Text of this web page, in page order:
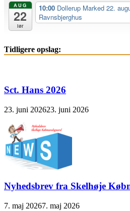
AUG
22
lør
10:00 Dollerup Marked 22.
Ravnsbjerghus
Tidligere opslag:
Sct. Hans 2026
23. juni 202623. juni 2026
Nyhedsbrev fra Skelhøje
7. maj 20267. maj 2026